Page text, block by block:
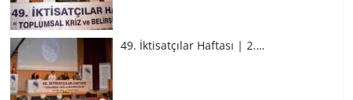
49. İktisatçılar Haftası | 2.…